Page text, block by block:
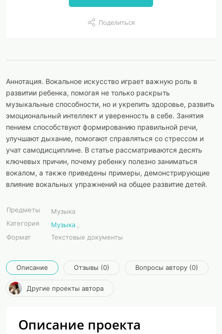
Поделиться
Аннотация. Вокальное искусство играет важную роль в
развитии ребенка, помогая не только раскрыть
музыкальные способности, но и укрепить здоровье, развить
эмоциональный интеллект и уверенность в себе. Занятия
пением способствуют формированию правильной речи,
улучшают дыхание, помогают справляться со стрессом и
учат самодисциплине. В статье рассматриваются десять
ключевых причин, почему ребенку полезно заниматься
вокалом, а также приведены примеры, демонстрирующие
влияние вокальных упражнений на общее развитие детей.
Предметы
Музыка
Категория
Музыка
Формат
Текстовые документы
Описание Отзывы (0) Вопросы автору (0)
Другие проекты автора
Описание проекта